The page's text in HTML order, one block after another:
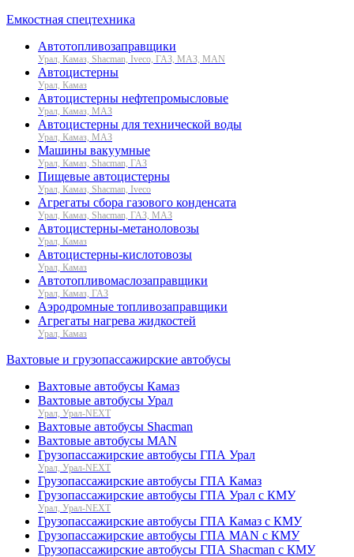
Емкостная спецтехника
Автотопливозаправщики
Урал, Камаз, Shacman, Iveco, ГАЗ, МАЗ, MAN
Автоцистерны
Урал, Камаз
Автоцистерны нефтепромысловые
Урал, Камаз, МАЗ
Автоцистерны для технической воды
Урал, Камаз, МАЗ
Машины вакуумные
Урал, Камаз, Shacman, ГАЗ
Пищевые автоцистерны
Урал, Камаз, Shacman, Iveco
Агрегаты сбора газового конденсата
Урал, Камаз, Shacman, ГАЗ, МАЗ
Автоцистерны-метаноловозы
Урал, Камаз
Автоцистерны-кислотовозы
Урал, Камаз
Автотопливомаслозаправщики
Урал, Камаз, ГАЗ
Аэродромные топливозаправщики
Агрегаты нагрева жидкостей
Урал, Камаз
Вахтовые и грузопассажирские автобусы
Вахтовые автобусы Камаз
Вахтовые автобусы Урал
Урал, Урал-NEXT
Вахтовые автобусы Shacman
Вахтовые автобусы MAN
Грузопассажирские автобусы ГПА Урал
Урал, Урал-NEXT
Грузопассажирские автобусы ГПА Камаз
Грузопассажирские автобусы ГПА Урал с КМУ
Урал, Урал-NEXT
Грузопассажирские автобусы ГПА Камаз с КМУ
Грузопассажирские автобусы ГПА MAN с КМУ
Грузопассажирские автобусы ГПА Shacman с КМУ